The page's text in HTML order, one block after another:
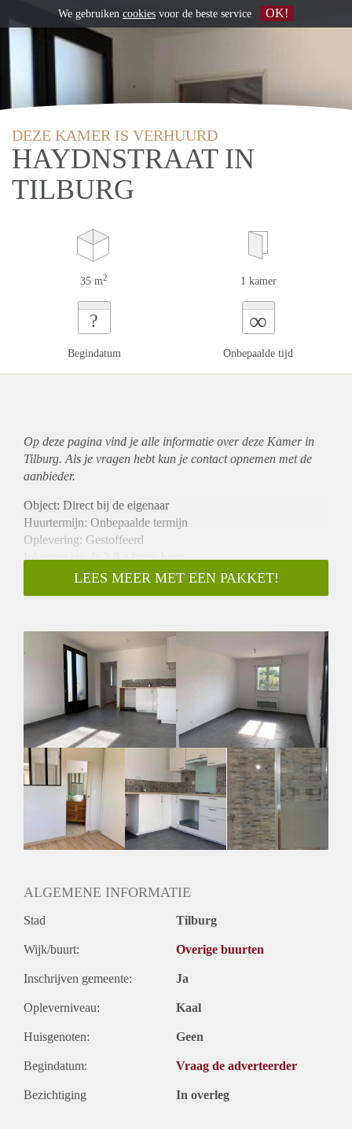
DEZE KAMER IS VERHUURD
HAYDNSTRAAT IN
TILBURG
35 m2 1 kamer
?
Begindatum
∞
Onbepaalde tijd
Op deze pagina vind je alle informatie over deze Kamer in
Tilburg. Als je vragen hebt kun je contact opnemen met de
aanbieder.
Object: Direct bij de eigenaar
Huurtermijn: Onbepaalde termijn
Oplevering: Gestoffeerd
Inkomen eis: Ja 2,8 x bruto huur
Garantiestelling mogelijk: Ja
Borg: 1 maand
Gedeelde keuken: Nee
Gedeelde Douche: Nee
Gedeelde woonkamer: Nee
Huisgenoten: Nee
Geslacht huisgenoten: N.v.t.
LEES MEER MET EEN PAKKET!
ALGEMENE INFORMATIE
Stad Tilburg
Wijk/buurt: Overige buurten
Inschrijven gemeente: Ja
Opleverniveau: Kaal
Huisgenoten: Geen
Begindatum: Vraag de adverteerder
Bezichtiging In overleg
We gebruiken cookies voor de beste service OK!